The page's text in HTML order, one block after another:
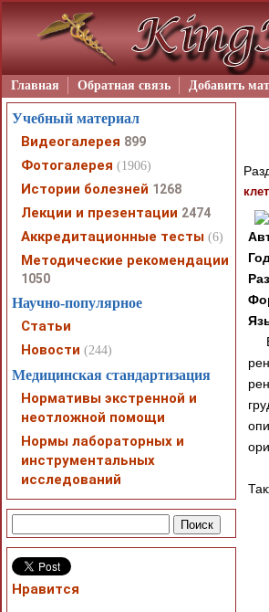
Главная Обратная связь Добавить
Учебный материал
Видеогалерея 899
Фотогалерея (1906)
Истории болезней 1268
Лекции и презентации 2474
Аккредитационные тесты (6)
Методические рекомендации
1050
Научно-популярное
Статьи
Новости (244)
Медицинская стандартизация
Нормативы экстренной и
неотложной помощи
Нормы лабораторных и
инструментальных
исследований
Нравится